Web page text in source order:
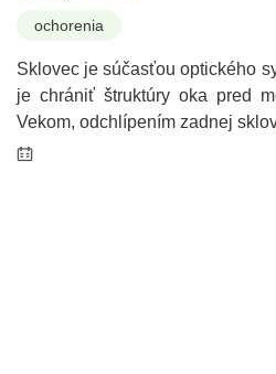
ochorenia
Sklovec je súčasťou optického
je chrániť štruktúry oka pred
Vekom, odchlípením zadnej